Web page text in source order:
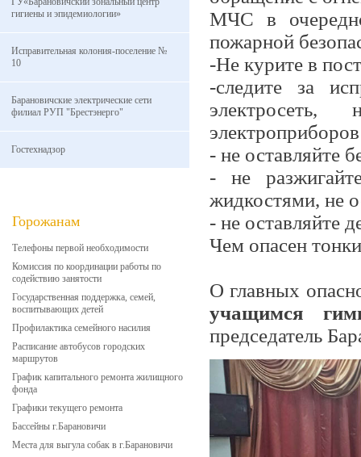
гигиены и эпидемиологии»
Исправительная колония-поселение №
10
Барановичские электрические сети
филиал РУП "Брестэнерго"
Гостехнадзор
Горожанам
Телефоны первой необходимости
Комиссия по координации работы по
содействию занятости
Государственная поддержка, семей,
воспитывающих детей
Профилактика семейного насилия
Расписание автобусов городских
маршрутов
График капитального ремонта жилищного
фонда
Графики текущего ремонта
Бассейны г.Барановичи
Места для выгула собак в г.Барановичи
МЧС в
пожарной
-Не курите в
-следите за
электросеть,
- не оставляйте
- не
жидкостями, не
- не оставляйте
Чем опасен
О главных
учащимся
председатель